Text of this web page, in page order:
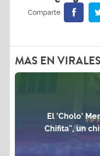
MAS EN VIRALES
El ‘Cholo’
Chifita”, un